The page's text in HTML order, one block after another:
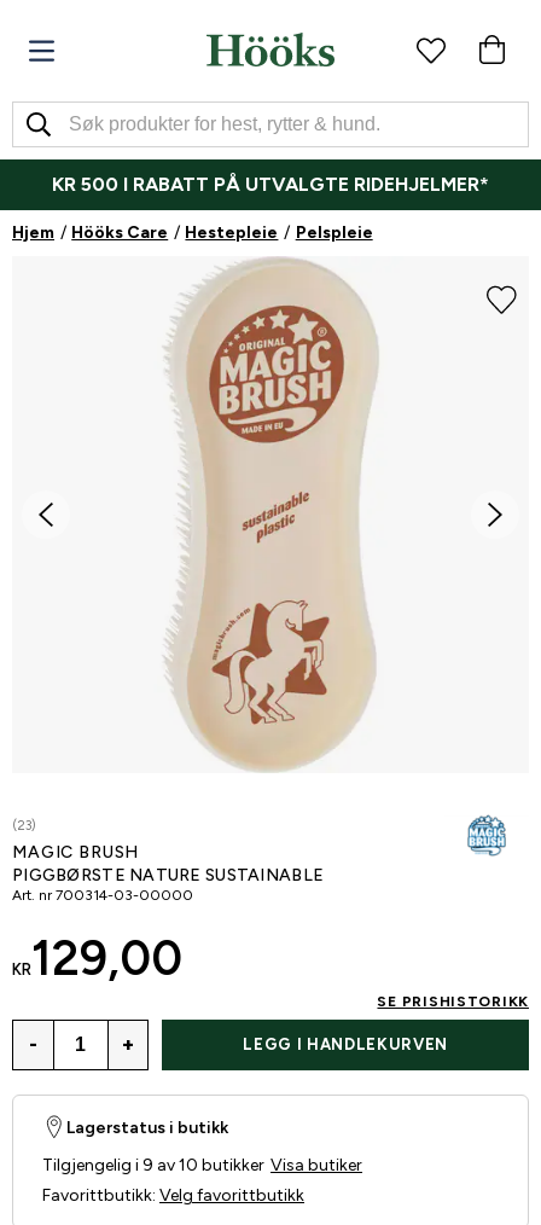
KR 500 I RABATT PÅ UTVALGTE RIDEHJELMER*
Hjem Hööks Care Hestepleie Pelspleie
(23)
MAGIC BRUSH
PIGGBØRSTE NATURE SUSTAINABLE
Art. nr 700314-03-00000
129,00
KR
SE PRISHISTORIKK
- + LEGG I HANDLEKURVEN
Lagerstatus i butikk
Tilgjengelig i 9 av 10 butikker Visa butiker
Favorittbutikk: Velg favorittbutikk